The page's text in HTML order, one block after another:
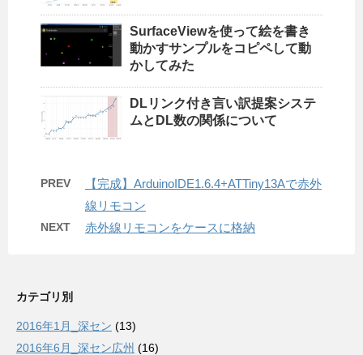
SurfaceViewを使って絵を書き
動かすサンプルをコピペして動
かしてみた
DLリンク付き言い訳提案システ
ムとDL数の関係について
PREV
【完成】ArduinoIDE1.6.4+ATTiny13Aで赤外
線リモコン
NEXT 赤外線リモコンをケースに格納
カテゴリ別
2016年1月_深セン (13)
2016年6月_深セン広州 (16)